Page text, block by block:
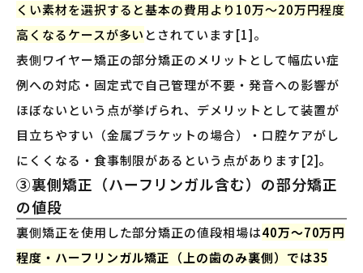
くい素材を選択すると基本の費用より10万〜20万円程度
高くなるケースが多い とされています[1]。
表側ワイヤー矯正の部分矯正のメリットとして幅広い症
例への対応・固定式で自己管理が不要・発音への影響が
ほぼないという点が挙げられ、デメリットとして装置が
目立ちやすい（金属ブラケットの場合）・口腔ケアがし
にくくなる・食事制限があるという点があります[2]。
③裏側矯正（ハーフリンガル含む）の部分矯正
の値段
裏側矯正を使用した部分矯正の値段相場は40万〜70万円
程度・ハーフリンガル矯正（上の歯のみ裏側）では35